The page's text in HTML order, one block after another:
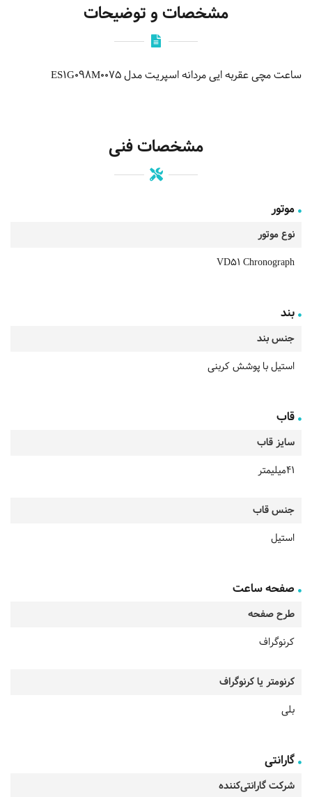
مشخصات و توضیحات
ساعت مچی عقربه ایی مردانه اسپریت مدل ES1G098M0075
مشخصات فنی
موتور
نوع موتور
VD51 Chronograph
بند
جنس بند
استیل با پوشش کربنی
قاب
سایز قاب
41میلیمتر
جنس قاب
استیل
صفحه ساعت
طرح صفحه
کرنوگراف
کرنومتر یا کرنوگراف
بلی
گارانتی
شرکت گارانتی‌کننده